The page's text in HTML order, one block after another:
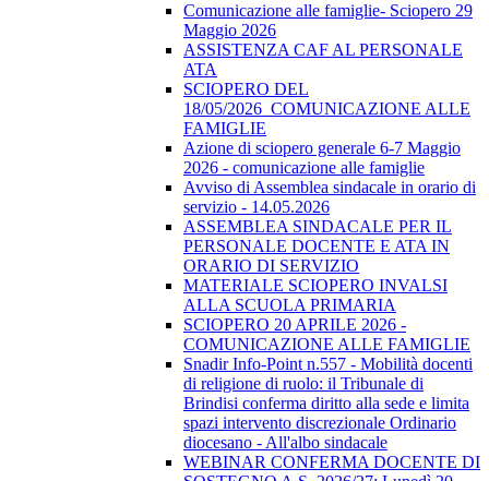
Comunicazione alle famiglie- Sciopero 29
Maggio 2026
ASSISTENZA CAF AL PERSONALE
ATA
SCIOPERO DEL
18/05/2026_COMUNICAZIONE ALLE
FAMIGLIE
Azione di sciopero generale 6-7 Maggio
2026 - comunicazione alle famiglie
Avviso di Assemblea sindacale in orario di
servizio - 14.05.2026
ASSEMBLEA SINDACALE PER IL
PERSONALE DOCENTE E ATA IN
ORARIO DI SERVIZIO
MATERIALE SCIOPERO INVALSI
ALLA SCUOLA PRIMARIA
SCIOPERO 20 APRILE 2026 -
COMUNICAZIONE ALLE FAMIGLIE
Snadir Info-Point n.557 - Mobilità docenti
di religione di ruolo: il Tribunale di
Brindisi conferma diritto alla sede e limita
spazi intervento discrezionale Ordinario
diocesano - All'albo sindacale
WEBINAR CONFERMA DOCENTE DI